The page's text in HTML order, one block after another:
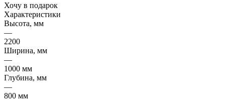
Хочу в подарок
Характеристики
Высота, мм
—
2200
Ширина, мм
—
1000 мм
Глубина, мм
—
800 мм